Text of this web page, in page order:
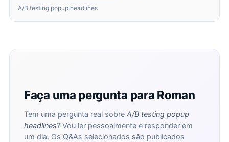
A/B testing popup headlines
Faça uma pergunta para Roman
Tem uma pergunta real sobre A/B testing popup
headlines? Vou ler pessoalmente e responder em
um dia. Os Q&As selecionados são publicados